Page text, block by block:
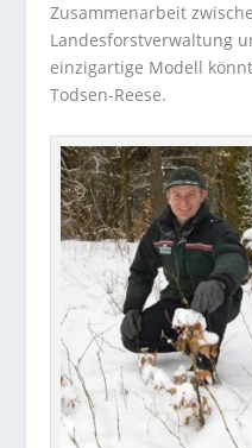
Zusammenarbeit
Landesforstverwaltung
einzigartige Modell
Todsen-Reese.